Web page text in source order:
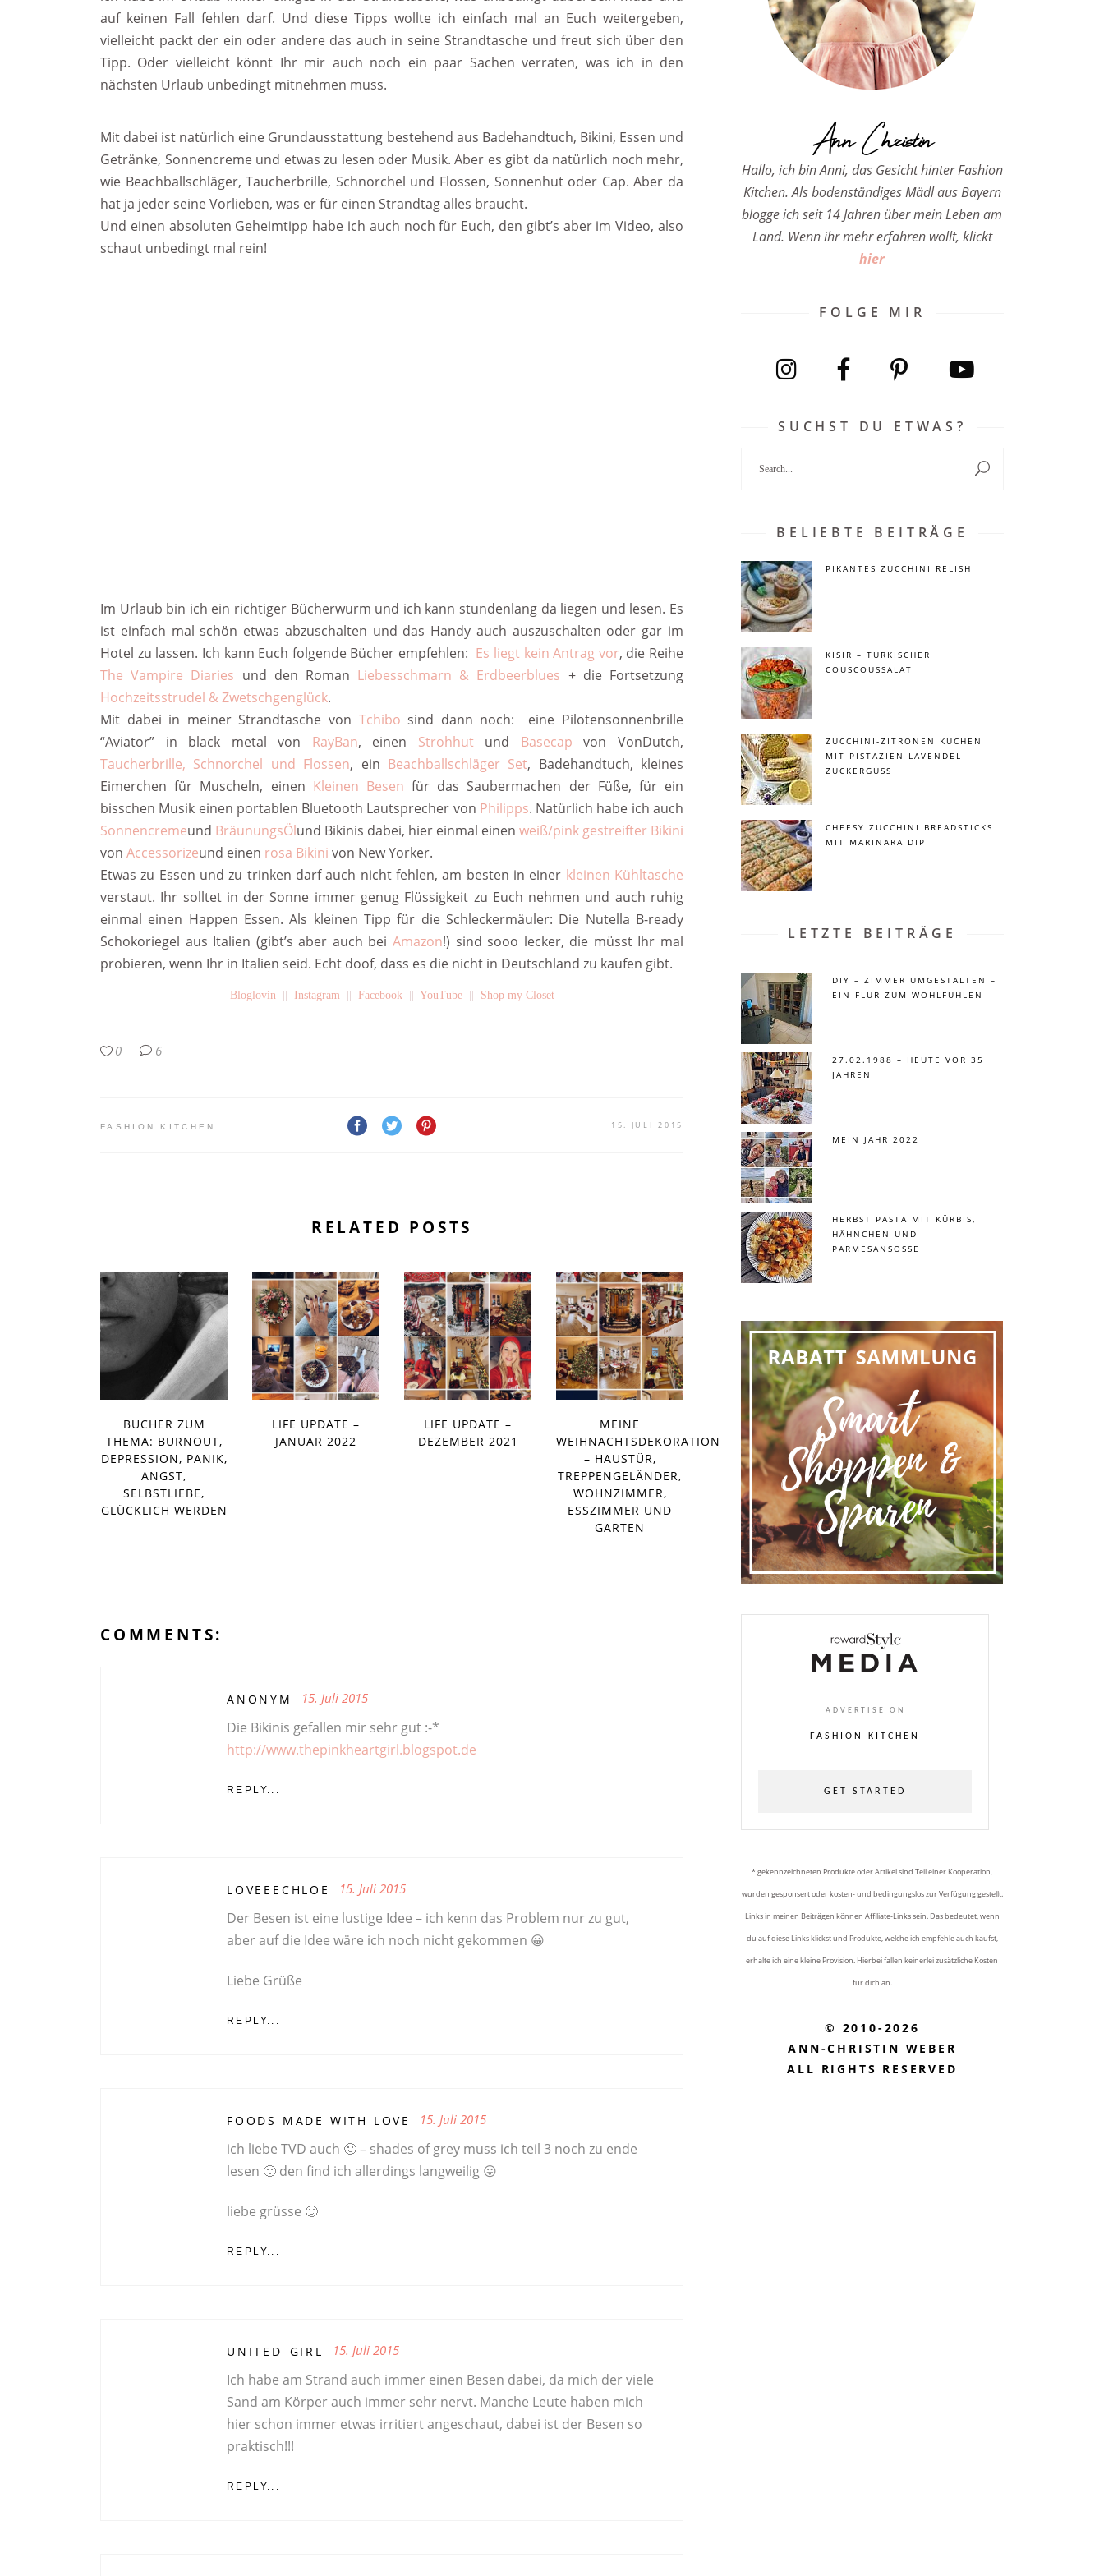
auf keinen Fall fehlen darf. Und diese Tipps wollte ich einfach mal an Euch weitergeben,
vielleicht packt der ein oder andere das auch in seine Strandtasche und freut sich über den
Tipp. Oder vielleicht könnt Ihr mir auch noch ein paar Sachen verraten, was ich in den
nächsten Urlaub unbedingt mitnehmen muss.
Mit dabei ist natürlich eine Grundausstattung bestehend aus Badehandtuch, Bikini, Essen und
Getränke, Sonnencreme und etwas zu lesen oder Musik. Aber es gibt da natürlich noch mehr,
wie Beachballschläger, Taucherbrille, Schnorchel und Flossen, Sonnenhut oder Cap. Aber da
hat ja jeder seine Vorlieben, was er für einen Strandtag alles braucht.
Und einen absoluten Geheimtipp habe ich auch noch für Euch, den gibt’s aber im Video, also
schaut unbedingt mal rein!
Im Urlaub bin ich ein richtiger Bücherwurm und ich kann stundenlang da liegen und lesen. Es
ist einfach mal schön etwas abzuschalten und das Handy auch auszuschalten oder gar im
Hotel zu lassen. Ich kann Euch folgende Bücher empfehlen: Es liegt kein Antrag vor, die Reihe
The Vampire Diaries und den Roman Liebesschmarn & Erdbeerblues + die Fortsetzung
Hochzeitsstrudel & Zwetschgenglück.
Mit dabei in meiner Strandtasche von Tchibo sind dann noch:
eine Pilotensonnenbrille
“Aviator” in black metal von RayBan, einen Strohhutund Basecap von VonDutch,
Taucherbrille, Schnorchel und Flossen, ein Beachballschläger Set, Badehandtuch, kleines
Eimerchen für Muscheln, einen Kleinen Besen für das Saubermachen der Füße, für ein
bisschen Musik einen portablen Bluetooth Lautsprecher von Philipps. Natürlich habe ich auch
Sonnencremeund BräunungsÖlund Bikinis dabei, hier einmal einen weiß/pink gestreifter Bikini
von Accessorizeund einen rosa Bikini von New Yorker.
Etwas zu Essen und zu trinken darf auch nicht fehlen, am besten in einer kleinen Kühltasche
verstaut. Ihr solltet in der Sonne immer genug Flüssigkeit zu Euch nehmen und auch ruhig
einmal einen Happen Essen. Als kleinen Tipp für die Schleckermäuler: Die Nutella B-ready
Schokoriegel aus Italien (gibt’s aber auch bei Amazon!) sind sooo lecker, die müsst Ihr mal
probieren, wenn Ihr in Italien seid. Echt doof, dass es die nicht in Deutschland zu kaufen gibt.
Bloglovin|| Instagram|| Facebook|| YouTube|| Shop my Closet
0 6
FASHION KITCHEN 15. JULI 2015
RELATED POSTS
BÜCHER ZUM
THEMA: BURNOUT,
DEPRESSION, PANIK,
ANGST,
SELBSTLIEBE,
GLÜCKLICH WERDEN
LIFE UPDATE –
JANUAR 2022
LIFE UPDATE –
DEZEMBER 2021
MEINE
WEIHNACHTSDEKORATION
– HAUSTÜR,
TREPPENGELÄNDER,
WOHNZIMMER,
ESSZIMMER UND
GARTEN
COMMENTS:
ANONYM 15. Juli 2015
Die Bikinis gefallen mir sehr gut :-*
http://www.thepinkheartgirl.blogspot.de
REPLY...
LOVEEECHLOE 15. Juli 2015
Der Besen ist eine lustige Idee – ich kenn das Problem nur zu gut,
aber auf die Idee wäre ich noch nicht gekommen 😀
Liebe Grüße
REPLY...
FOODS MADE WITH LOVE 15. Juli 2015
ich liebe TVD auch 🙂 – shades of grey muss ich teil 3 noch zu ende
lesen 🙂 den find ich allerdings langweilig 😛
liebe grüsse 🙂
REPLY...
UNITED_GIRL 15. Juli 2015
Ich habe am Strand auch immer einen Besen dabei, da mich der viele
Sand am Körper auch immer sehr nervt. Manche Leute haben mich
hier schon immer etwas irritiert angeschaut, dabei ist der Besen so
praktisch!!!
REPLY...
Ann Christin
Hallo, ich bin Anni, das Gesicht hinter Fashion
Kitchen. Als bodenständiges Mädl aus Bayern
blogge ich seit 14 Jahren über mein Leben am
Land. Wenn ihr mehr erfahren wollt, klickt
hier
FOLGE MIR
SUCHST DU ETWAS?
BELIEBTE BEITRÄGE
PIKANTES ZUCCHINI RELISH
KISIR – TÜRKISCHER
COUSCOUSSALAT
ZUCCHINI-ZITRONEN KUCHEN
MIT PISTAZIEN-LAVENDEL-
ZUCKERGUSS
CHEESY ZUCCHINI BREADSTICKS
MIT MARINARA DIP
LETZTE BEITRÄGE
DIY – ZIMMER UMGESTALTEN –
EIN FLUR ZUM WOHLFÜHLEN
27.02.1988 – HEUTE VOR 35
JAHREN
MEIN JAHR 2022
HERBST PASTA MIT KÜRBIS,
HÄHNCHEN UND
PARMESANSOSSE
ADVERTISE ON
FASHION KITCHEN
GET STARTED
* gekennzeichneten Produkte oder Artikel sind Teil einer Kooperation,
wurden gesponsert oder kosten- und bedingungslos zur Verfügung gestellt.
Links in meinen Beiträgen können Affiliate-Links sein. Das bedeutet, wenn
du auf diese Links klickst und Produkte, welche ich empfehle auch kaufst,
erhalte ich eine kleine Provision. Hierbei fallen keinerlei zusätzliche Kosten
für dich an.
© 2010-2026
ANN-CHRISTIN WEBER
ALL RIGHTS RESERVED